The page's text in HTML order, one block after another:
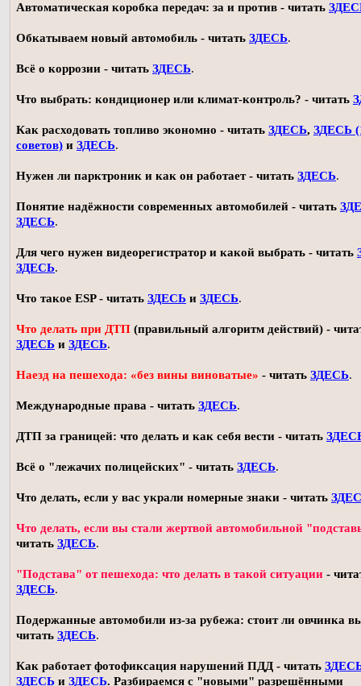
Автоматическая коробка передач: за и против - читать
Обкатываем новый автомобиль - читать ЗДЕСЬ.
Всё о коррозии - читать ЗДЕСЬ.
Что выбрать: кондиционер или климат-контроль? - читать
Как расходовать топливо экономно - читать ЗДЕСЬ, ЗДЕСЬ
советов) и ЗДЕСЬ.
Нужен ли парктроник и как он работает - читать ЗДЕСЬ.
Понятие надёжности современных автомобилей - читать
ЗДЕСЬ.
Для чего нужен видеорегистратор и какой выбрать - читать
ЗДЕСЬ.
Что такое ESP - читать ЗДЕСЬ и ЗДЕСЬ.
Что делать при ДТП (правильный алгоритм действий) -
ЗДЕСЬ и ЗДЕСЬ.
Наезд на пешехода: «без вины виноватые» - читать ЗДЕСЬ.
Международные права - читать ЗДЕСЬ.
ДТП за границей: что делать и как себя вести - читать
Всё о "лежачих полицейских" - читать ЗДЕСЬ.
Что делать, если у вас украли номерные знаки - читать
Что делать, если вы стали жертвой автомобильной
читать ЗДЕСЬ.
"Подстава" от пешехода: что делать в такой ситуации -
ЗДЕСЬ.
Подержанные автомобили из-за рубежа: стоит ли овчинка
читать ЗДЕСЬ.
Как работает фотофиксация нарушений ПДД - читать
ЗДЕСЬ и ЗДЕСЬ. Разбираемся с "новыми" разрешёнными